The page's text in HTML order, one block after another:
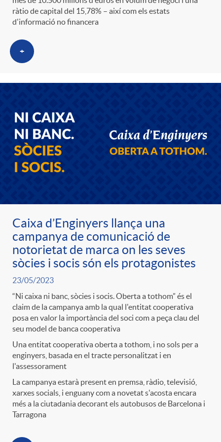
t
r
o
C
a
t
e
g
o
r
i
a
s
n
g
u
t
s
ràtio de capital del 15,78% – així com els estats
d'informació no financera
+
Caixa d’Enginyers llança una
campanya de comunicació de
notorietat de marca on les seves
sòcies i socis són els protagonistes
23/05/2023
“Ni caixa ni banc, sòcies i socis. Oberta a tothom” és el
claim de la campanya amb la qual l'entitat cooperativa
posa en valor la importància del soci com a peça clau del
seu model de banca cooperativa
Una entitat cooperativa oberta a tothom, i no sols per a
enginyers, basada en el tracte personalitzat i en
l'assessorament
La campanya estarà present en premsa, ràdio, televisió,
xarxes socials, i enguany com a novetat s'acosta encara
més a la ciutadania decorant els autobusos de Barcelona i
Tarragona